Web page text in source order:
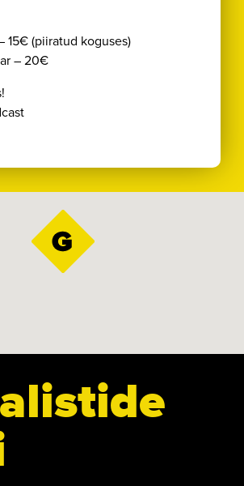
15€ (piiratud koguses)
– 20€